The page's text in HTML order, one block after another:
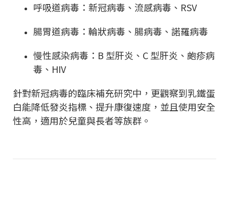
呼吸道病毒：新冠病毒、流感病毒、RSV
腸胃道病毒：輪狀病毒、腸病毒、諾羅病毒
慢性感染病毒：B 型肝炎、C 型肝炎、皰疹病
毒、HIV
針對新冠病毒的臨床補充研究中，更觀察到乳鐵蛋
白能降低發炎指標、提升康復速度，並且使用安全
性高，適用於兒童與長者等族群。